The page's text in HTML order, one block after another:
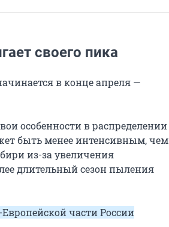
своего пика
в конце апреля —
особенности в распределении
быть менее интенсивным, чем
из-за увеличения
длительный сезон пыления
части России